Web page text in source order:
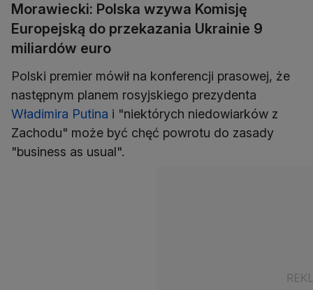
Morawiecki: Polska wzywa Komisję
Europejską do przekazania Ukrainie 9
miliardów euro
Polski premier mówił na konferencji prasowej, że
następnym planem rosyjskiego prezydenta
Władimira Putina i "niektórych niedowiarków z
Zachodu" może być chęć powrotu do zasady
"business as usual".